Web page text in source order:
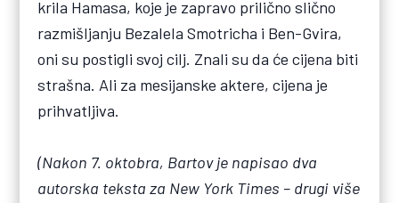
krila Hamasa, koje je zapravo prilično slično
razmišljanju Bezalela Smotricha i Ben-Gvira,
oni su postigli svoj cilj. Znali su da će cijena biti
strašna. Ali za mesijanske aktere, cijena je
prihvatljiva.
(Nakon 7. oktobra, Bartov je napisao dva
autorska teksta za New York Times – drugi više